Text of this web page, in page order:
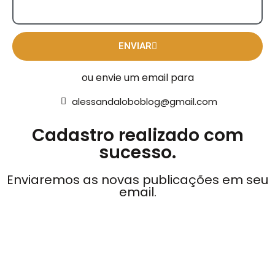
ENVIAR
ou envie um email para
alessandaloboblog@gmail.com
Cadastro realizado com
sucesso.
Enviaremos as novas publicações em seu
email.